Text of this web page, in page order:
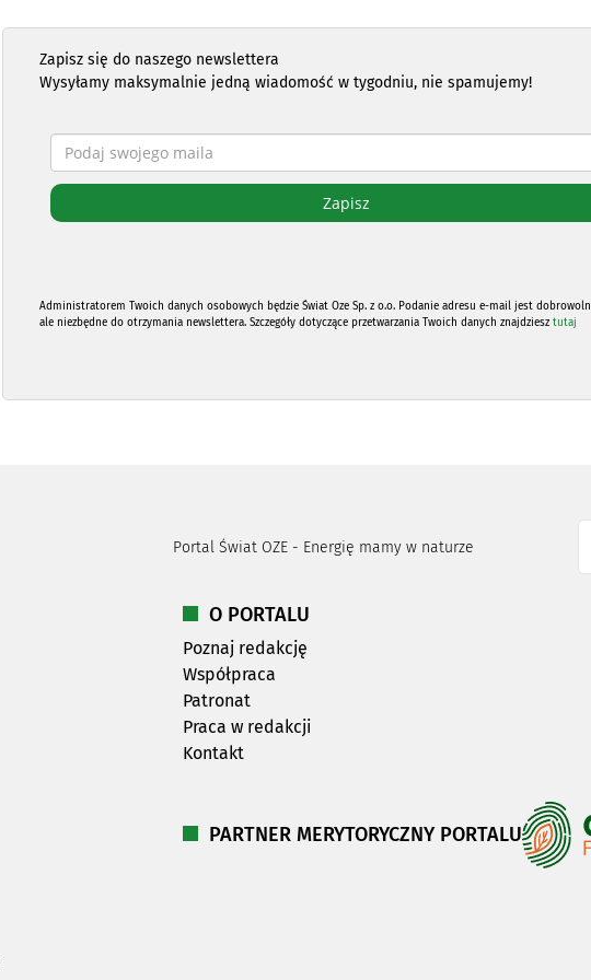
Zapisz się do naszego newslettera
Wysyłamy maksymalnie jedną wiadomość w tygodniu, nie spamujemy!
Administratorem Twoich danych osobowych będzie Świat Oze Sp. z o.o. Podanie adresu e-mail jest
ale niezbędne do otrzymania newslettera. Szczegóły dotyczące przetwarzania Twoich danych znajdziesztutaj
Portal Świat OZE - Energię mamy w naturze
O PORTALU
Poznaj redakcję
Współpraca
Patronat
Praca w redakcji
Kontakt
PARTNER MERYTORYCZNY PORTALU